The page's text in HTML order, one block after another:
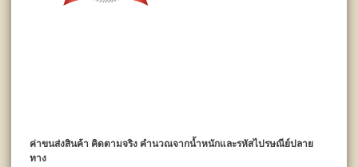
ค่าขนส่งสินค้า คิดตามจริง คำนวณจากน้ำหนักและรหัสไปรษณีย์ปลาย
ทาง